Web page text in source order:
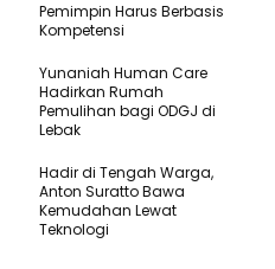
Pemimpin Harus Berbasis
Kompetensi
Yunaniah Human Care
Hadirkan Rumah
Pemulihan bagi ODGJ di
Lebak
Hadir di Tengah Warga,
Anton Suratto Bawa
Kemudahan Lewat
Teknologi ​